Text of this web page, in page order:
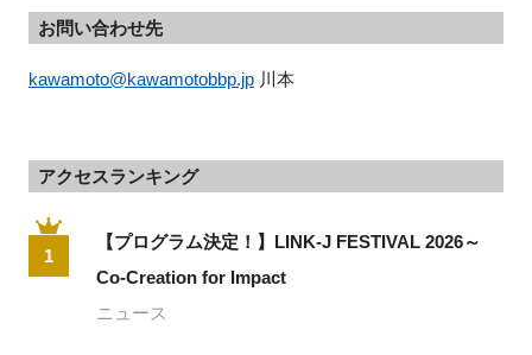
お問い合わせ先
kawamoto@kawamotobbp.jp 川本
アクセスランキング
1
【プログラム決定！】LINK-J FESTIVAL 2026～
Co-Creation for Impact
ニュース